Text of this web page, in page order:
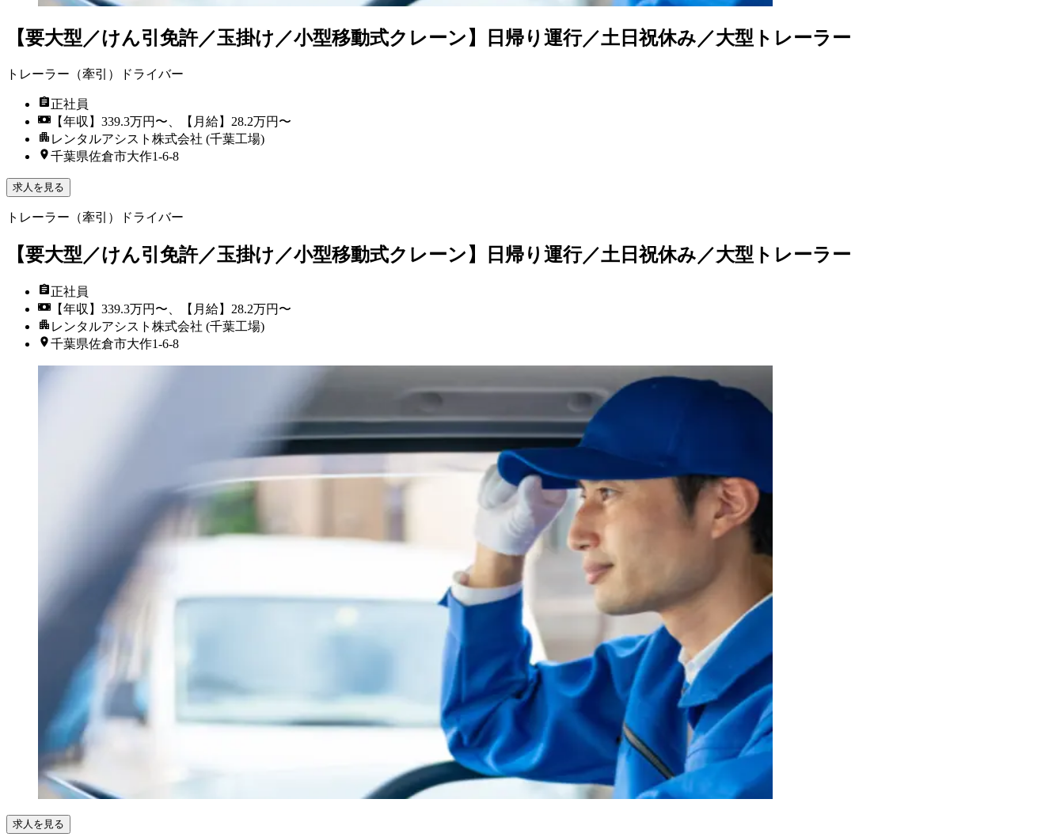
【要大型／けん引免許／玉掛け／小型移動式クレーン】日帰り運行／土日祝休み／大型トレーラー
トレーラー（牽引）ドライバー
正社員
【年収】339.3万円〜、【月給】28.2万円〜
レンタルアシスト株式会社 (千葉工場)
千葉県佐倉市大作1-6-8
求人を見る
トレーラー（牽引）ドライバー
【要大型／けん引免許／玉掛け／小型移動式クレーン】日帰り運行／土日祝休み／大型トレーラー
正社員
【年収】339.3万円〜、【月給】28.2万円〜
レンタルアシスト株式会社 (千葉工場)
千葉県佐倉市大作1-6-8
求人を見る